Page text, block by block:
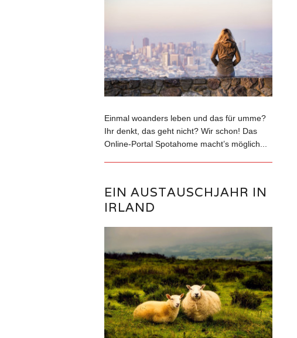
Einmal woanders leben und das für umme?
Ihr denkt, das geht nicht? Wir schon! Das
Online-Portal Spotahome macht’s möglich...
EIN AUSTAUSCHJAHR IN
IRLAND